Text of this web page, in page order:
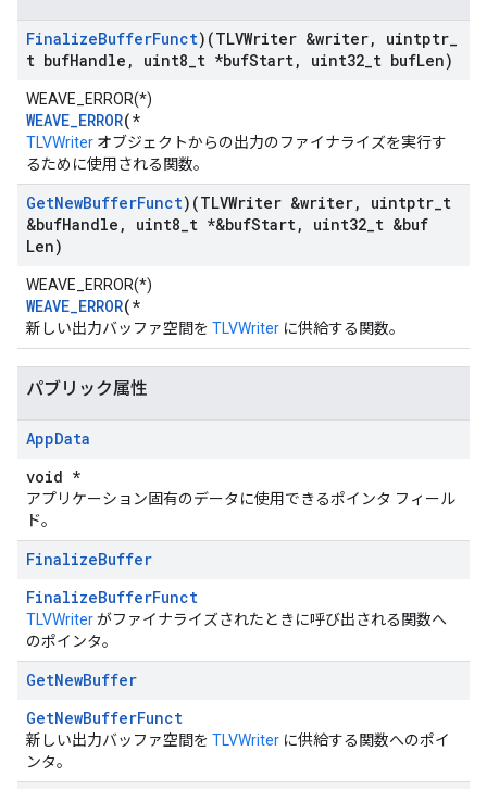
FinalizeBufferFunct)(TLVWriter &writer, uintptr
t bufHandle , uint8 t *bufStart, uint32 t bufLen)
WEAVE_ERROR(*)
WEAVE_ERROR(*
TLVWriter オブジェクトからの出力のファイナライズを実行す
るために使用される関数。
GetNewBufferFunct)(TLVWriter &writer, uintptr t
&bufHandle , uint8 t *&bufStart, uint32 t &buf
Len)
WEAVE_ERROR(*)
WEAVE_ERROR(*
新しい出力バッファ空間を TLVWriter に供給する関数。
パブリック属性
AppData
void *
アプリケーション固有のデータに使用できるポインタ フィール
ド。
FinalizeBuffer
FinalizeBufferFunct
TLVWriterがファイナライズされたときに呼び出される関数へ
のポインタ。
GetNewBuffer
GetNewBufferFunct
新しい出力バッファ空間を TLVWriter に供給する関数へのポイ
ンタ。